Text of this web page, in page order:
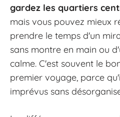
gardez les quartiers
mais vous pouvez mieux
prendre le temps d'un
sans montre en main ou
calme. C'est souvent le
premier voyage, parce
imprévus sans